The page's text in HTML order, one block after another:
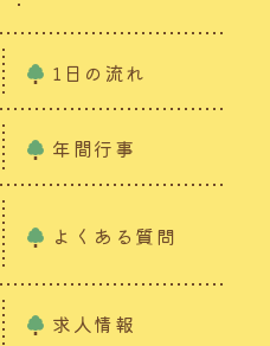
1日の流れ
年間行事
よくある質問
求人情報